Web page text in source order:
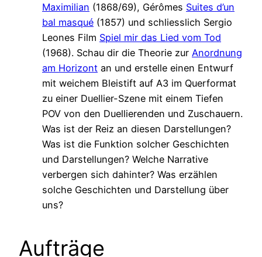
Maximilian (1868/69), Gérômes Suites d’un
bal masqué (1857) und schliesslich Sergio
Leones Film Spiel mir das Lied vom Tod
(1968). Schau dir die Theorie zur Anordnung
am Horizont an und erstelle einen Entwurf
mit weichem Bleistift auf A3 im Querformat
zu einer Duellier-Szene mit einem Tiefen
POV von den Duellierenden und Zuschauern.
Was ist der Reiz an diesen Darstellungen?
Was ist die Funktion solcher Geschichten
und Darstellungen? Welche Narrative
verbergen sich dahinter? Was erzählen
solche Geschichten und Darstellung über
uns?
Aufträge